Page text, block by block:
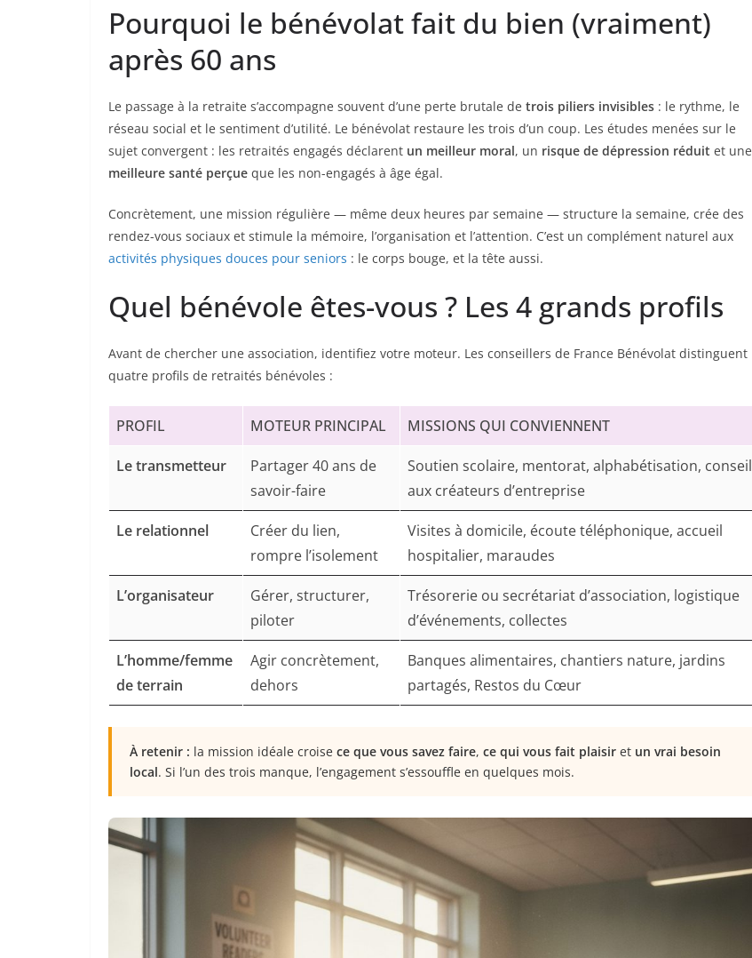
Pourquoi le bénévolat fait du bien (vraiment)
après 60 ans
Le passage à la retraite s’accompagne souvent d’une perte brutale de trois piliers invisibles : le rythme, le
réseau social et le sentiment d’utilité. Le bénévolat restaure les trois d’un coup. Les études menées sur le
sujet convergent : les retraités engagés déclarent un meilleur moral, un risque de dépression réduit et une
meilleure santé perçue que les non-engagés à âge égal.
Concrètement, une mission régulière — même deux heures par semaine — structure la semaine, crée des
rendez-vous sociaux et stimule la mémoire, l’organisation et l’attention. C’est un complément naturel aux
activités physiques douces pour seniors : le corps bouge, et la tête aussi.
Quel bénévole êtes-vous ? Les 4 grands profils
Avant de chercher une association, identifiez votre moteur. Les conseillers de France Bénévolat distinguent
quatre profils de retraités bénévoles :
PROFIL MOTEUR PRINCIPAL MISSIONS QUI CONVIENNENT
Le transmetteur
Partager 40 ans de
savoir-faire
Soutien scolaire, mentorat, alphabétisation, conseil
aux créateurs d’entreprise
Le relationnel
Créer du lien,
rompre l’isolement
Visites à domicile, écoute téléphonique, accueil
hospitalier, maraudes
L’organisateur
Gérer, structurer,
piloter
Trésorerie ou secrétariat d’association, logistique
d’événements, collectes
L’homme/femme
de terrain
Agir concrètement,
dehors
Banques alimentaires, chantiers nature, jardins
partagés, Restos du Cœur
À retenir : la mission idéale croise ce que vous savez faire, ce qui vous fait plaisir et un vrai besoin
local. Si l’un des trois manque, l’engagement s’essouffle en quelques mois.